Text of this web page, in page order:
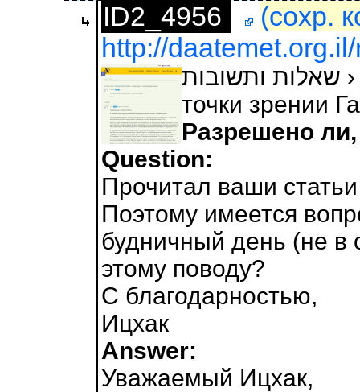
ID2_4956
(сохр.
http://
שאלות ותשובות › Рубрика: Философия › Наложницы с
точки зрении
Разрешено ли,
Question:
Прочитал ваши
Поэтому имеется
будничный день (не в
этому поводу?
С благодарностью,
Ицхак
Answer:
Уважаемый Ицхак,